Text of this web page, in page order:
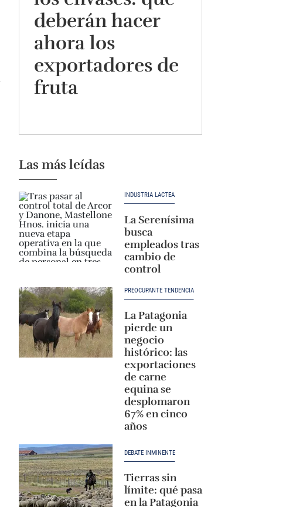
deberán hacer
ahora los
exportadores de
fruta
Las más leídas
INDUSTRIA LÁCTEA
La Serenísima
busca
empleados tras
cambio de
control
PREOCUPANTE TENDENCIA
La Patagonia
pierde un
negocio
histórico: las
exportaciones
de carne
equina se
desplomaron
67% en cinco
años
DEBATE INMINENTE
Tierras sin
límite: qué pasa
en la Patagonia